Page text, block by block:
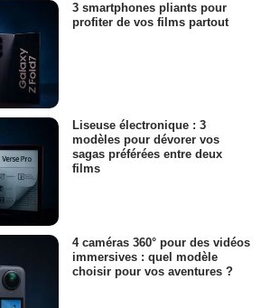
3 smartphones pliants pour
profiter de vos films partout
Liseuse électronique : 3
modèles pour dévorer vos
sagas préférées entre deux
films
4 caméras 360° pour des vidéos
immersives : quel modèle
choisir pour vos aventures ?